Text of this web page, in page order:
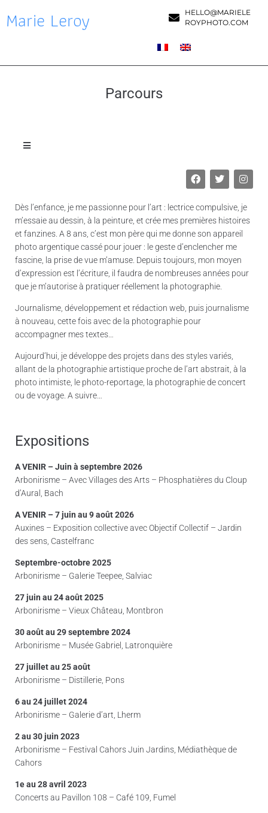
Marie Leroy
HELLO@MARIELE
ROYPHOTO.COM
Parcours
Dès l’enfance, je me passionne pour l’art : lectrice compulsive, je
m’essaie au dessin, à la peinture, et crée mes premières histoires
et fanzines. A 8 ans, c’est mon père qui me donne son appareil
photo argentique cassé pour jouer : le geste d’enclencher me
fascine, la prise de vue m’amuse. Depuis toujours, mon moyen
d’expression est l’écriture, il faudra de nombreuses années pour
que je m’autorise à pratiquer réellement la photographie.
Journalisme, développement et rédaction web, puis journalisme
à nouveau, cette fois avec de la photographie pour
accompagner mes textes…
Aujourd’hui, je développe des projets dans des styles variés,
allant de la photographie artistique proche de l’art abstrait, à la
photo intimiste, le photo-reportage, la photographie de concert
ou de voyage. A suivre…
Expositions
A VENIR – Juin à septembre 2026
Arbonirisme – Avec Villages des Arts – Phosphatières du Cloup
d’Aural, Bach
A VENIR – 7 juin au 9 août 2026
Auxines – Exposition collective avec Objectif Collectif – Jardin
des sens, Castelfranc
Septembre-octobre 2025
Arbonirisme – Galerie Teepee, Salviac
27 juin au 24 août 2025
Arbonirisme – Vieux Château, Montbron
30 août au 29 septembre 2024
Arbonirisme – Musée Gabriel, Latronquière
27 juillet au 25 août
Arbonirisme – Distillerie, Pons
6 au 24 juillet 2024
Arbonirisme – Galerie d’art, Lherm
2 au 30 juin 2023
Arbonirisme – Festival Cahors Juin Jardins, Médiathèque de
Cahors
1e au 28 avril 2023
Concerts au Pavillon 108 – Café 109, Fumel